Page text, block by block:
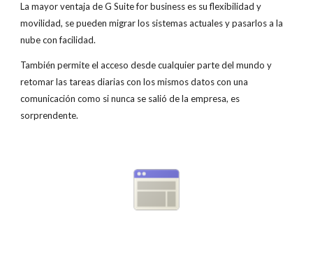
La mayor ventaja de G Suite for business es su flexibilidad y
movilidad, se pueden migrar los sistemas actuales y pasarlos a la
nube con facilidad.
También permite el acceso desde cualquier parte del mundo y
retomar las tareas diarias con los mismos datos con una
comunicación como si nunca se salió de la empresa, es
sorprendente.